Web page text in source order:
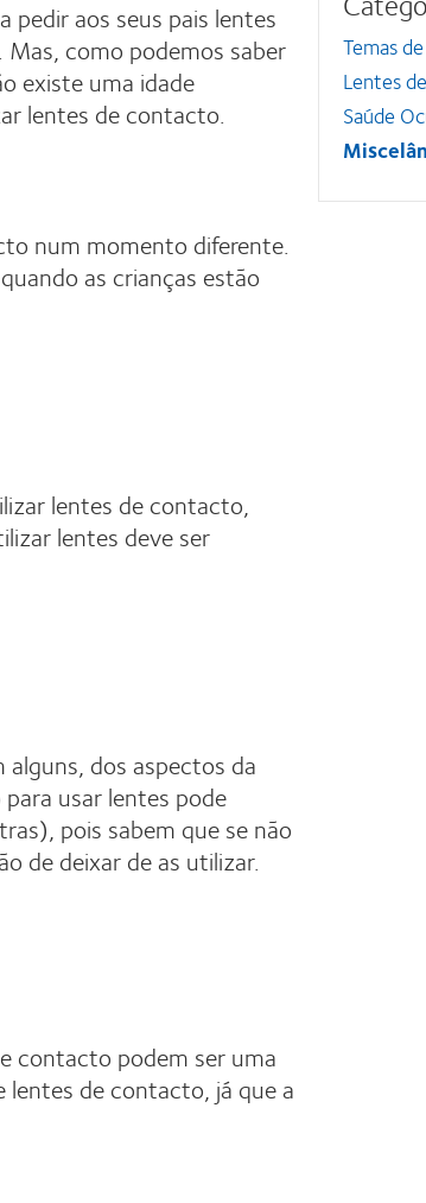
pedir aos seus pais lentes
como podemos saber
existe uma idade
lentes de contacto.
num momento diferente.
as crianças estão
lentes de contacto,
lentes deve ser
dos aspectos da
usar lentes pode
pois sabem que se não
de deixar de as utilizar.
contacto podem ser uma
lentes de contacto, já que a
Temas
Lentes
Saúde